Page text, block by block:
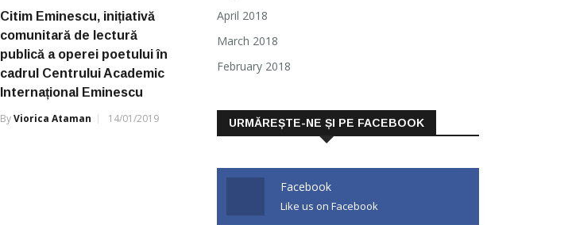
Citim Eminescu, inițiativă
comunitară de lectură
publică a operei poetului în
cadrul Centrului Academic
Internațional Eminescu
ByViorica Ataman 14/01/2019
April 2018
March 2018
February 2018
URMĂREȘTE-NE ȘI PE FACEBOOK
Facebook
Like us on Facebook